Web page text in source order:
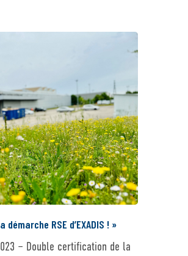
RSE d’EXADIS ! »
– Double certification de la